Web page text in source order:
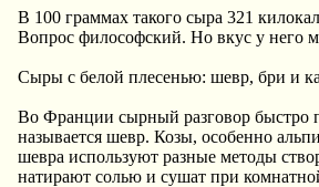
В 100 граммах такого сыра 321
Вопрос философский. Но вкус у него
Сыры с белой плесенью: шевр, бри и
Во Франции сырный разговор быстро
называется шевр. Козы, особенно
шевра используют разные методы
натирают солью и сушат при